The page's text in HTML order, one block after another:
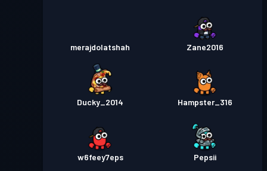
merajdolatshah Zane2016
Ducky_2014 Hampster_316
w6feey7eps Pepsii